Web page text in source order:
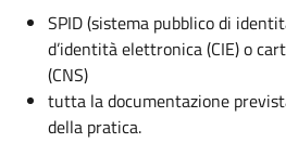
SPID (sistema pubblico di
d’identità elettronica (CIE) o
(CNS)
tutta la documentazione
della pratica.